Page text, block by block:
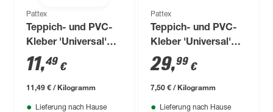
Pattex
Teppich- und PVC-
Kleber 'Universal'
weiß 1 kg
11,49 €
11,49 € / Kilogramm
Lieferung nach Hause
Pattex
Teppich- und PVC-
Kleber 'Universal'
weiß 4 kg
29,99 €
7,50 € / Kilogramm
Lieferung nach Hause